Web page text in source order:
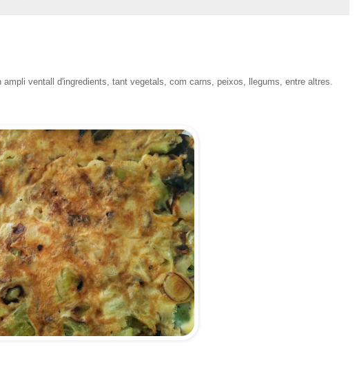
ventall d'ingredients, tant vegetals, com carns, peixos, llegums, entre altres.